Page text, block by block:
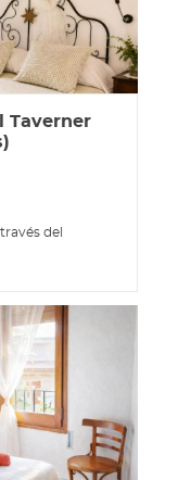
Taverner
del